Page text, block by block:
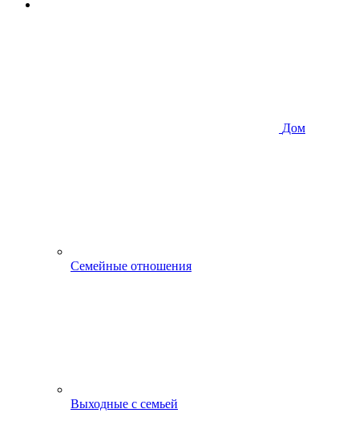
Дом
Семейные отношения
Выходные с семьей